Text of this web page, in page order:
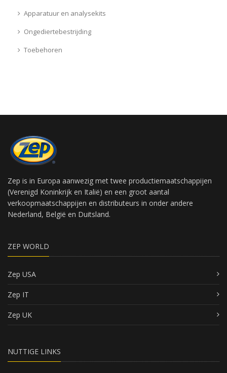
Apparatuur en analysekits
Ongediertebestrijding
Toebehoren
Zep is in Europa aanwezig met twee productiemaatschappijen
(Verenigd Koninkrijk en Italië) en een groot aantal
verkoopmaatschappijen en distributeurs in onder andere
Nederland, België en Duitsland.
ZEP WORLD
Zep USA
Zep IT
Zep UK
NUTTIGE LINKS